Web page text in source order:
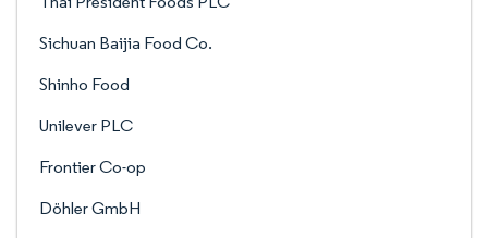
Sichuan Baijia Food Co.
Shinho Food
Unilever PLC
Frontier Co-op
Döhler GmbH